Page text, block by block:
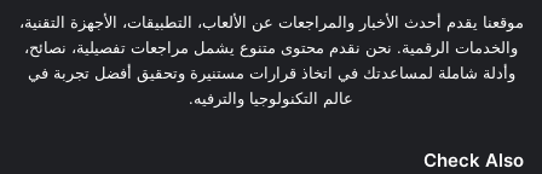
موقعنا يقدم أحدث الأخبار والمراجعات عن الألعاب، التطبيقات، الأجهزة التقنية،
والخدمات الرقمية. نحن نقدم محتوى متنوع يشمل مراجعات تفصيلية، نصائح،
وأدلة شاملة لمساعدتك في اتخاذ قرارات مستنيرة وتحقيق أفضل تجربة في
عالم التكنولوجيا والترفيه.
Check Also